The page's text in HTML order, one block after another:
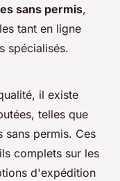
sans permis,
tant en ligne
spécialisés.
il existe
telles que
sans permis. Ces
complets sur les
d'expédition